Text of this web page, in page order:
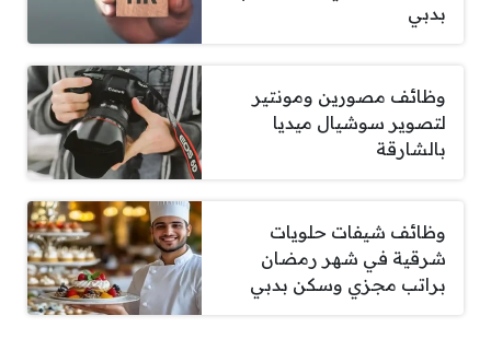
بدبي
وظائف مصورين ومونتير
لتصوير سوشيال ميديا
بالشارقة
وظائف شيفات حلويات
شرقية في شهر رمضان
براتب مجزي وسكن بدبي